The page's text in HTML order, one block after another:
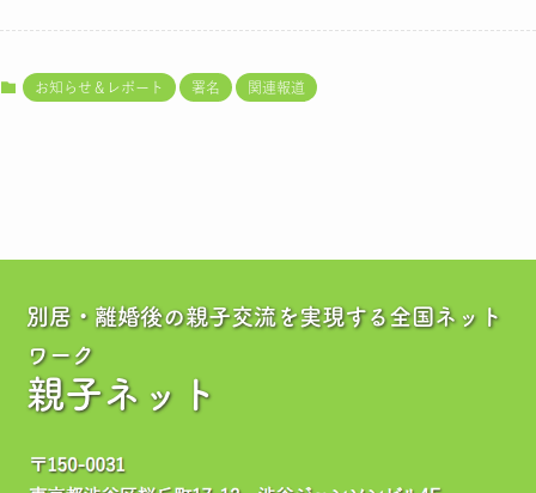
お知らせ＆レポート 署名 関連報道
別居・離婚後の親子交流を実現する全国ネット
ワーク
親子ネット